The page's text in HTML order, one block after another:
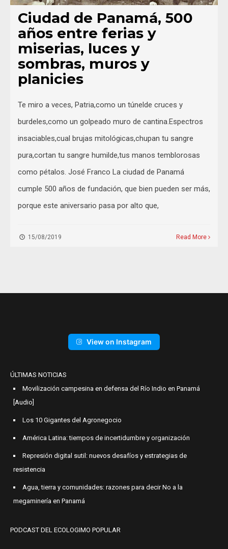
Ciudad de Panamá, 500
años entre ferias y
miserias, luces y
sombras, muros y
planicies
Te miro a veces, Patria,como un túnelde cruces y
burdeles,como un golpeado muro de cantina.Espectros
insaciables,cual brujas mitológicas,chupan tu sangre
pura,cortan tu sangre humilde,tus manos temblorosas
como pétalos. José Franco La ciudad de Panamá
cumple 500 años de fundación, que bien pueden ser más,
porque este aniversario pasa por alto que,
15/08/2019 Read More
View on Instagram
ÚLTIMAS NOTICIAS
Movilización campesina en defensa del Río Indio en Panamá
[Audio]
Los 10 Gigantes del Agronegocio
América Latina: tiempos de incertidumbre y organización
Represión digital sutil: nuevos desafíos y estrategias de
resistencia
Agua, tierra y comunidades: razones para decir No a la
megaminería en Panamá
PODCAST DEL ECOLOGIMO POPULAR